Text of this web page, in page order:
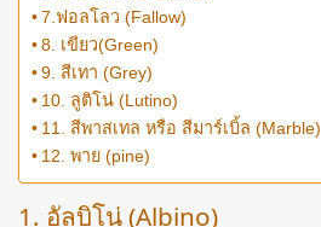
7.ฟอลโลว (Fallow)
8. เขียว(Green)
9. สีเทา (Grey)
10. ลูติโน่ (Lutino)
11. สีพาสเทล หรือ สีมาร์เบิ้ล (Marble)
12. พาย (pine)
1. อัลบิโน่ (Albino)